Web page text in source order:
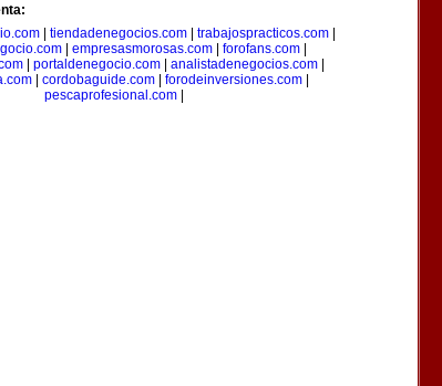
tiendadenegocios.com trabajospracticos.com
empresasmorosas.com forofans.com
| portaldenegocio.com| analistadenegocios.com|
| cordobaguide.com| forodeinversiones.com|
pescaprofesional.com